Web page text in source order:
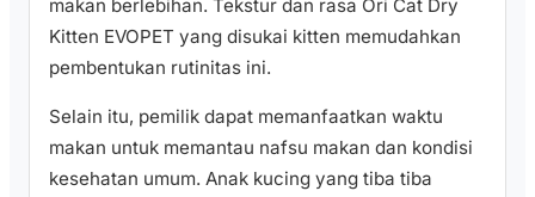
makan berlebihan. Tekstur dan rasa Ori Cat Dry
Kitten EVOPET yang disukai kitten memudahkan
pembentukan rutinitas ini.
Selain itu, pemilik dapat memanfaatkan waktu
makan untuk memantau nafsu makan dan kondisi
kesehatan umum. Anak kucing yang tiba tiba